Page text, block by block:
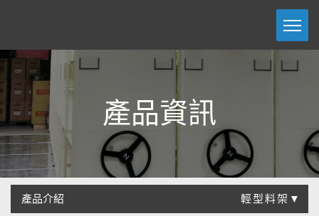
產品資訊
產品介紹 輕型料架▼